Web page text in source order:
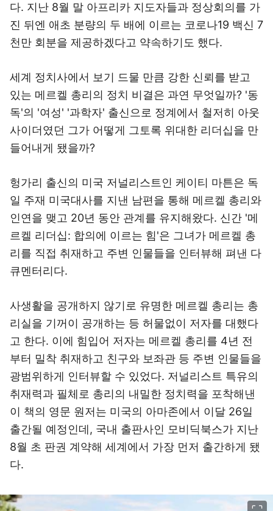
다. 지난 8월 말 아프리카 지도자들과 정상회의를 가
진 뒤엔 애초 분량의 두 배에 이르는 코로나19 백신 7
천만 회분을 제공하겠다고 약속하기도 했다.
세계 정치사에서 보기 드물 만큼 강한 신뢰를 받고
있는 메르켈 총리의 정치 비결은 과연 무엇일까? '동
독'의 '여성' '과학자' 출신으로 정계에서 철저히 아웃
사이더였던 그가 어떻게 그토록 위대한 리더십을 만
들어내게 됐을까?
헝가리 출신의 미국 저널리스트인 케이티 마튼은 독
일 주재 미국대사를 지낸 남편을 통해 메르켈 총리와
인연을 맺고 20년 동안 관계를 유지해왔다. 신간 '메
르켈 리더십: 합의에 이르는 힘'은 그녀가 메르켈 총
리를 직접 취재하고 주변 인물들을 인터뷰해 펴낸 다
큐멘터리다.
사생활을 공개하지 않기로 유명한 메르켈 총리는 총
리실을 기꺼이 공개하는 등 허물없이 저자를 대했다
고 한다. 이에 힘입어 저자는 메르켈 총리를 4년 전
부터 밀착 취재하고 친구와 보좌관 등 주변 인물들을
광범위하게 인터뷰할 수 있었다. 저널리스트 특유의
취재력과 필체로 총리의 내밀한 정치력을 포착해낸
이 책의 영문 원저는 미국의 아마존에서 이달 26일
출간될 예정인데, 국내 출판사인 모비딕북스가 지난
8월 초 판권 계약해 세계에서 가장 먼저 출간하게 됐
다.